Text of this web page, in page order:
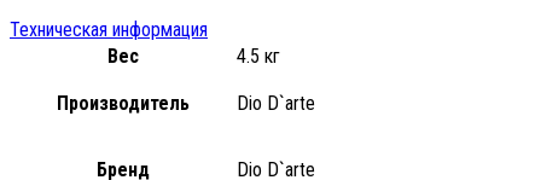
Техническая информация
Вес
4.5 кг
Производитель Dio D`arte
Бренд Dio D`arte